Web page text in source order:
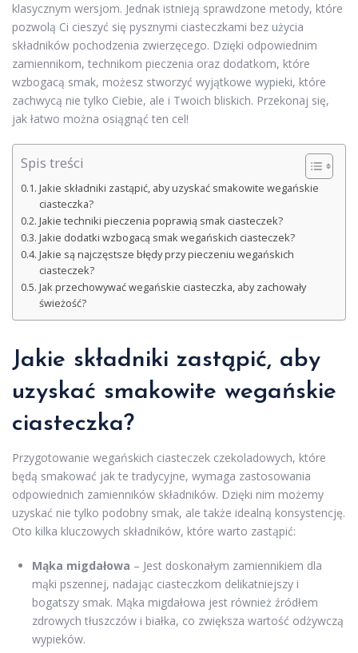
klasycznym wersjom. Jednak istnieją sprawdzone metody, które
pozwolą Ci cieszyć się pysznymi ciasteczkami bez użycia
składników pochodzenia zwierzęcego. Dzięki odpowiednim
zamiennikom, technikom pieczenia oraz dodatkom, które
wzbogacą smak, możesz stworzyć wyjątkowe wypieki, które
zachwycą nie tylko Ciebie, ale i Twoich bliskich. Przekonaj się,
jak łatwo można osiągnąć ten cel!
Spis treści
Jakie składniki zastąpić, aby uzyskać smakowite wegańskie
ciasteczka?
Jakie techniki pieczenia poprawią smak ciasteczek?
Jakie dodatki wzbogacą smak wegańskich ciasteczek?
Jakie są najczęstsze błędy przy pieczeniu wegańskich
ciasteczek?
Jak przechowywać wegańskie ciasteczka, aby zachowały
świeżość?
Jakie składniki zastąpić, aby
uzyskać smakowite wegańskie
ciasteczka?
Przygotowanie wegańskich ciasteczek czekoladowych, które
będą smakować jak te tradycyjne, wymaga zastosowania
odpowiednich zamienników składników. Dzięki nim możemy
uzyskać nie tylko podobny smak, ale także idealną konsystencję.
Oto kilka kluczowych składników, które warto zastąpić:
Mąka migdałowa – Jest doskonałym zamiennikiem dla
mąki pszennej, nadając ciasteczkom delikatniejszy i
bogatszy smak. Mąka migdałowa jest również źródłem
zdrowych tłuszczów i białka, co zwiększa wartość odżywczą
wypieków.